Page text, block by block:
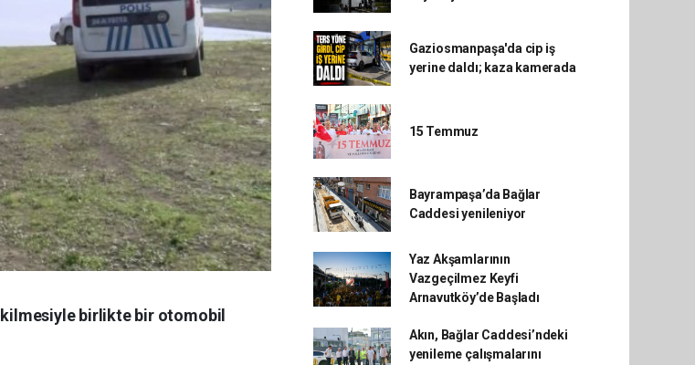
birlikte bir otomobil
Gaziosmanpaşa'da cip iş
yerine daldı; kaza kamerada
15 Temmuz
Bayrampaşa’da Bağlar
Caddesi yenileniyor
Yaz Akşamlarının
Vazgeçilmez Keyfi
Arnavutköy’de Başladı
Akın, Bağlar Caddesi’ndeki
yenileme çalışmalarını